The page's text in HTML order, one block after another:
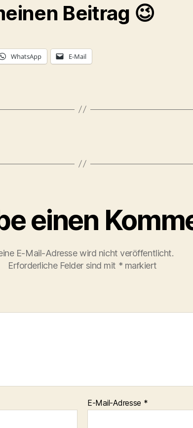
Beitrag 😉
WhatsApp E-Mail
einen
E-Mail-Adresse wird nicht veröffentlicht.
Erforderliche Felder sind mit * markiert
E-Mail-Adresse *